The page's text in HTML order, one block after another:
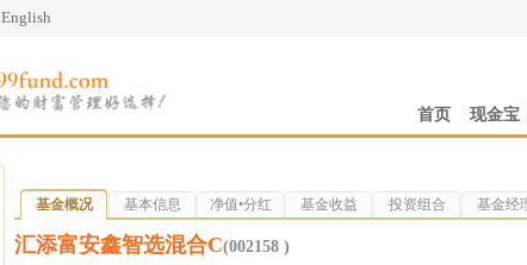
English
首页 现金宝
基金概况 基本信息 净值•分红 基金收益 投资组合 基金经
汇添富安鑫智选混合C(002158 )